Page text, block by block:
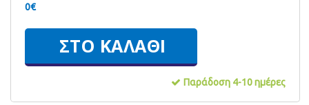
0€
Παράδοση 4-10 ημέρες